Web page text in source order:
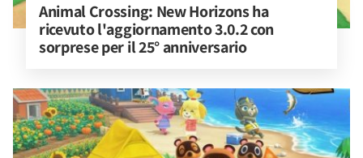
Animal Crossing: New Horizons ha
ricevuto l'aggiornamento 3.0.2 con
sorprese per il 25° anniversario